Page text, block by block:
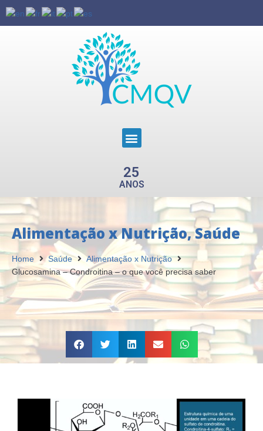
25
ANOS
Alimentação x Nutrição,Saúde
Home Saúde
Alimentação x Nutrição
Glucosamina – Condroitina – o que você precisa saber